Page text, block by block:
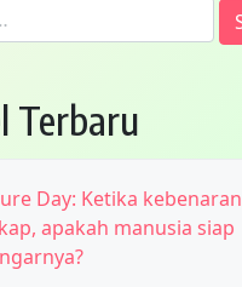
Terbaru
Day: Ketika kebenaran
apakah manusia siap